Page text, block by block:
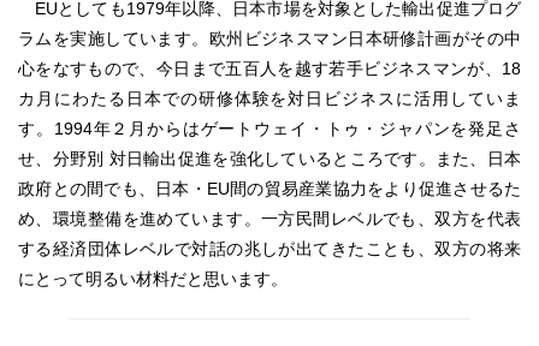
EUとしても1979年以降、日本市場を対象とした輸出促進プログ
ラムを実施しています。欧州ビジネスマン日本研修計画がその中
心をなすもので、今日まで五百人を越す若手ビジネスマンが、18
カ月にわたる日本での研修体験を対日ビジネスに活用していま
す。1994年２月からはゲートウェイ・トゥ・ジャパンを発足さ
せ、分野別 対日輸出促進を強化しているところです。また、日本
政府との間でも、日本・EU間の貿易産業協力をより促進させるた
め、環境整備を進めています。一方民間レベルでも、双方を代表
する経済団体レベルで対話の兆しが出てきたことも、双方の将来
にとって明るい材料だと思います。